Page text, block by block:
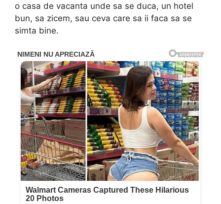
o casa de vacanta unde sa se duca, un hotel
bun, sa zicem, sau ceva care sa ii faca sa se
simta bine.